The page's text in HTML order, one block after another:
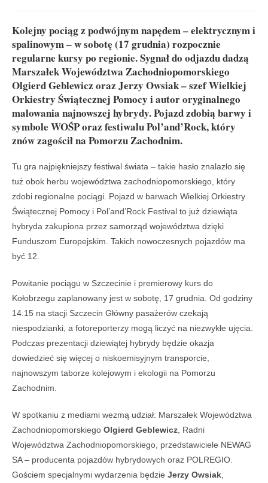
Kolejny pociąg z podwójnym napędem – elektrycznym i
spalinowym – w sobotę (17 grudnia) rozpocznie
regularne kursy po regionie. Sygnał do odjazdu dadzą
Marszałek Województwa Zachodniopomorskiego
Olgierd Geblewicz oraz Jerzy Owsiak – szef Wielkiej
Orkiestry Świątecznej Pomocy i autor oryginalnego
malowania najnowszej hybrydy. Pojazd zdobią barwy i
symbole WOŚP oraz festiwalu Pol’and’Rock, który
znów zagościł na Pomorzu Zachodnim.
Tu gra najpiękniejszy festiwal świata – takie hasło znalazło się
tuż obok herbu województwa zachodniopomorskiego, który
zdobi regionalne pociągi. Pojazd w barwach Wielkiej Orkiestry
Świątecznej Pomocy i Pol’and’Rock Festival to już dziewiąta
hybryda zakupiona przez samorząd województwa dzięki
Funduszom Europejskim. Takich nowoczesnych pojazdów ma
być 12.
Powitanie pociągu w Szczecinie i premierowy kurs do
Kołobrzegu zaplanowany jest w sobotę, 17 grudnia. Od godziny
14.15 na stacji Szczecin Główny pasażerów czekają
niespodzianki, a fotoreporterzy mogą liczyć na niezwykłe ujęcia.
Podczas prezentacji dziewiątej hybrydy będzie okazja
dowiedzieć się więcej o niskoemisyjnym transporcie,
najnowszym taborze kolejowym i ekologii na Pomorzu
Zachodnim.
W spotkaniu z mediami wezmą udział: Marszałek Województwa
Zachodniopomorskiego Olgierd Geblewicz , Radni
Województwa Zachodniopomorskiego, przedstawiciele NEWAG
SA – producenta pojazdów hybrydowych oraz POLREGIO.
Gościem specjalnymi wydarzenia będzie Jerzy Owsiak